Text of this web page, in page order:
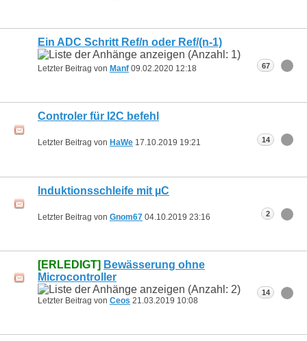
Ein ADC Schritt Ref/n oder Ref/(n-1)
Letzter Beitrag von Manf 09.02.2020 12:18 67
Controler für I2C befehl
Letzter Beitrag von HaWe 17.10.2019 19:21 14
Induktionsschleife mit µC
Letzter Beitrag von Gnom67 04.10.2019 23:16 2
[ERLEDIGT] Bewässerung ohne
Microcontroller
Letzter Beitrag von Ceos 21.03.2019 10:08
14